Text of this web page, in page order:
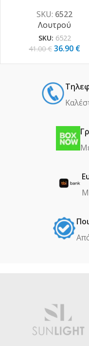
SKU: 6522
Λουτρού
SKU: 6522
41.00€ 36.90 €